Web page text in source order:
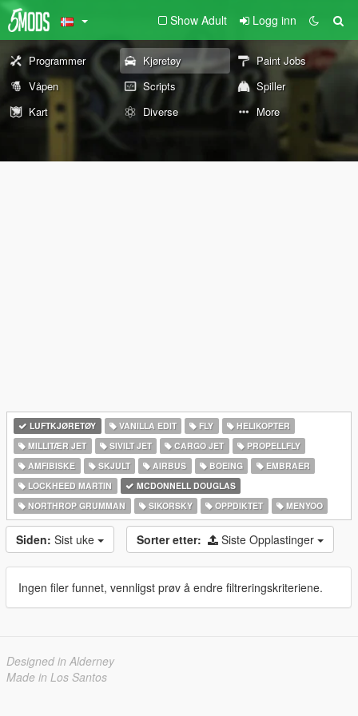
Show Adult Logg inn
Programmer Kjøretøy
Paint Jobs
Våpen
Scripts
Spiller
Kart
Diverse More
LUFTKJØRETØY VANILLA EDIT FLY
HELIKOPTER
MILLITÆR JET
SIVILT JET CARGO JET
PROPELLFLY
AMFIBISKE
SKJULT AIRBUS BOEING
EMBRAER
LOCKHEED MARTIN
MCDONNELL DOUGLAS
NORTHROP GRUMMAN
SIKORSKY OPPDIKTET MENYOO
Siden: Sist uke Sorter etter: Siste Opplastinger
Ingen filer funnet, vennligst prøv å endre filtreringskriteriene.
Designed in Alderney
Made in Los Santos